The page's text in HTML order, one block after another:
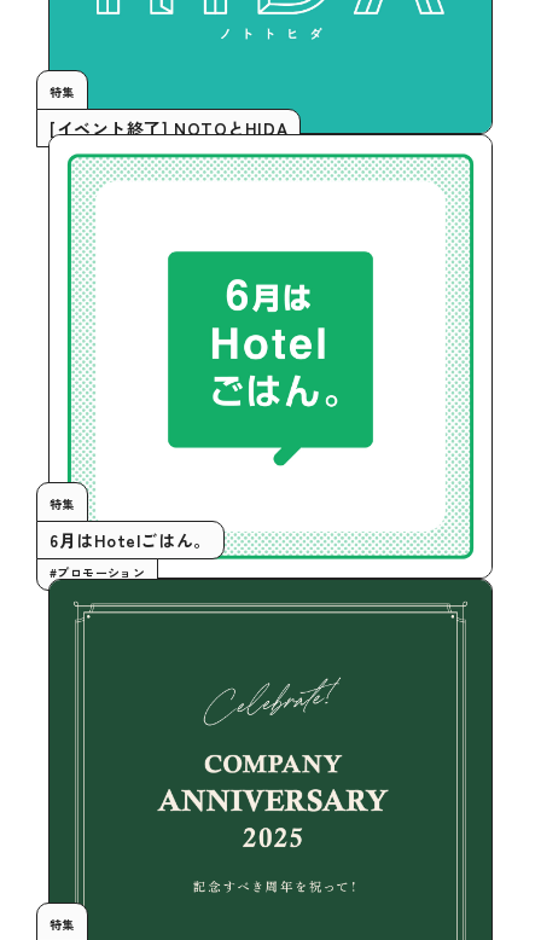
特集
[イベント終了] NOTOとHIDA
特集
6月はHotelごはん。
#プロモーション
特集